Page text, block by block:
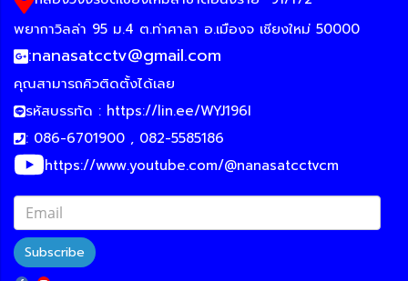
พยากาวิลล่า 95 ม.4 ต.ท่าศาลา อ.เมืองจ เชียงใหม่ 50000
:nanasatcctv@gmail.com
คุณสามารถคิวติดตั้งได้เลย
รหัสบรรทัด : https://lin.ee/WYJ196I
: 086-6701900 , 082-5585186
https://www.youtube.com/@nanasatcctvcm
Subscribe